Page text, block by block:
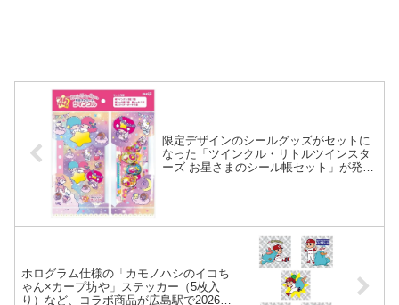
限定デザインのシールグッズがセットに
なった「ツインクル・リトルツインスタ
ーズ お星さまのシール帳セット」が発売
ホログラム仕様の「カモノハシのイコち
ゃん×カープ坊や」ステッカー（5枚入
り）など、コラボ商品が広島駅で2026年